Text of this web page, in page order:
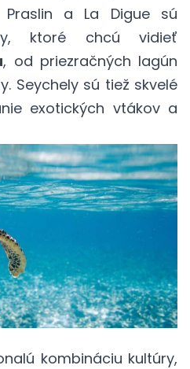
a La Digue sú
ktoré chcú vidieť
, od priezračných lagún
Seychely sú tiež skvelé
exotických vtákov a
kombináciu kultúry,